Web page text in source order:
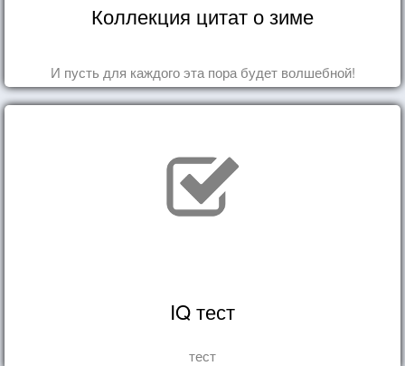
Коллекция цитат о зиме
И пусть для каждого эта пора будет волшебной!
IQ тест
тест